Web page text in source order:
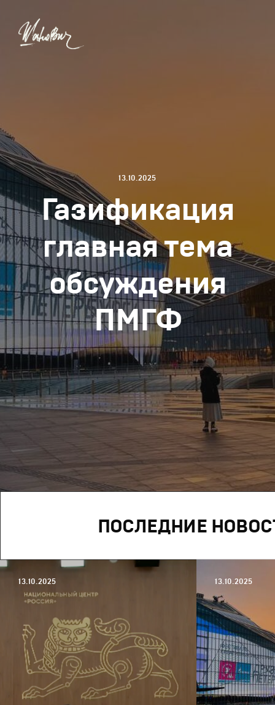
13.10.2025
Газификация
главная тема
обсуждения
ПМГФ
ПОСЛЕДНИЕ
13.10.2025 13.10.2025